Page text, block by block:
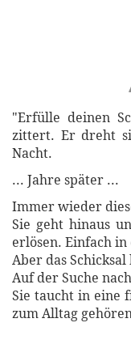
"Erfülle deinen
zittert. Er dreht
Nacht.
... Jahre später ...
Immer wieder
Sie geht hinaus
erlösen. Einfach
Aber das
Auf der Suche
Sie taucht in eine
zum Alltag